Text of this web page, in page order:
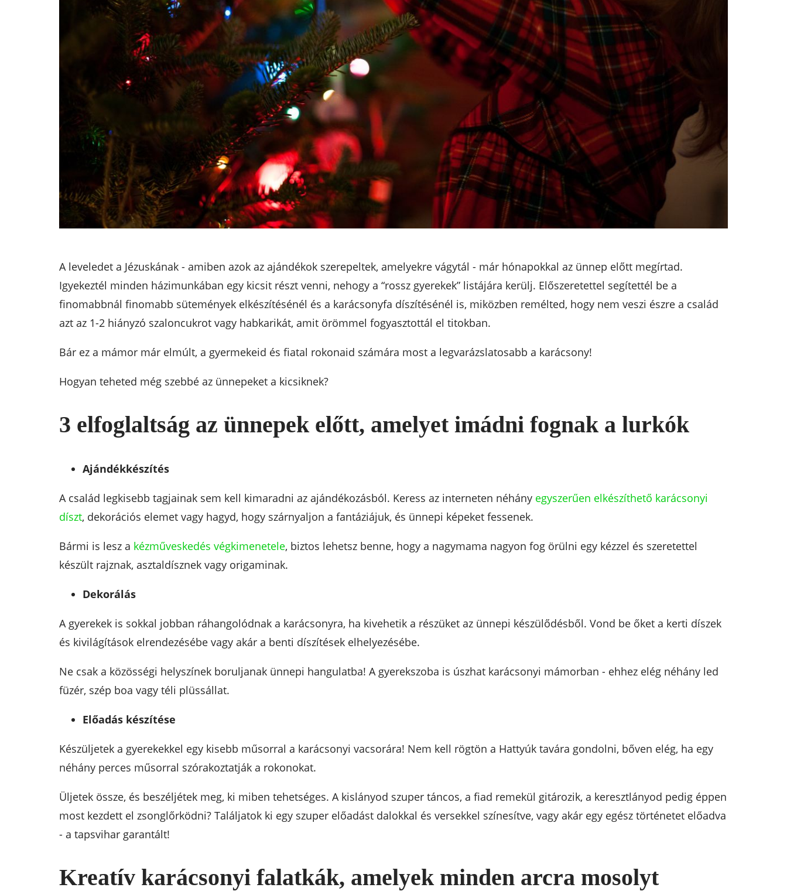
A leveledet a Jézuskának - amiben azok az ajándékok szerepeltek, amelyekre vágytál - már hónapokkal az ünnep előtt megírtad.
Igyekeztél minden házimunkában egy kicsit részt venni, nehogy a “rossz gyerekek” listájára kerülj. Előszeretettel segítettél be a
finomabbnál finomabb sütemények elkészítésénél és a karácsonyfa díszítésénél is, miközben remélted, hogy nem veszi észre a család
azt az 1-2 hiányzó szaloncukrot vagy habkarikát, amit örömmel fogyasztottál el titokban.
Bár ez a mámor már elmúlt, a gyermekeid és fiatal rokonaid számára most a legvarázslatosabb a karácsony!
Hogyan teheted még szebbé az ünnepeket a kicsiknek?
3 elfoglaltság az ünnepek előtt, amelyet imádni fognak a lurkók
Ajándékkészítés
A család legkisebb tagjainak sem kell kimaradni az ajándékozásból. Keress az interneten néhány egyszerűen elkészíthető karácsonyi
díszt, dekorációs elemet vagy hagyd, hogy szárnyaljon a fantáziájuk, és ünnepi képeket fessenek.
Bármi is lesz a kézműveskedés végkimenetele, biztos lehetsz benne, hogy a nagymama nagyon fog örülni egy kézzel és szeretettel
készült rajznak, asztaldísznek vagy origaminak.
Dekorálás
A gyerekek is sokkal jobban ráhangolódnak a karácsonyra, ha kivehetik a részüket az ünnepi készülődésből. Vond be őket a kerti díszek
és kivilágítások elrendezésébe vagy akár a benti díszítések elhelyezésébe.
Ne csak a közösségi helyszínek boruljanak ünnepi hangulatba! A gyerekszoba is úszhat karácsonyi mámorban - ehhez elég néhány led
füzér, szép boa vagy téli plüssállat.
Előadás készítése
Készüljetek a gyerekekkel egy kisebb műsorral a karácsonyi vacsorára! Nem kell rögtön a Hattyúk tavára gondolni, bőven elég, ha egy
néhány perces műsorral szórakoztatják a rokonokat.
Üljetek össze, és beszéljétek meg, ki miben tehetséges. A kislányod szuper táncos, a fiad remekül gitározik, a keresztlányod pedig éppen
most kezdett el zsonglőrködni? Találjatok ki egy szuper előadást dalokkal és versekkel színesítve, vagy akár egy egész történetet előadva
- a tapsvihar garantált!
Kreatív karácsonyi falatkák, amelyek minden arcra mosolyt